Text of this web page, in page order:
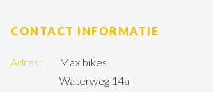
CONTACT INFORMATIE
Adres:
Maxibikes
Waterweg 14a